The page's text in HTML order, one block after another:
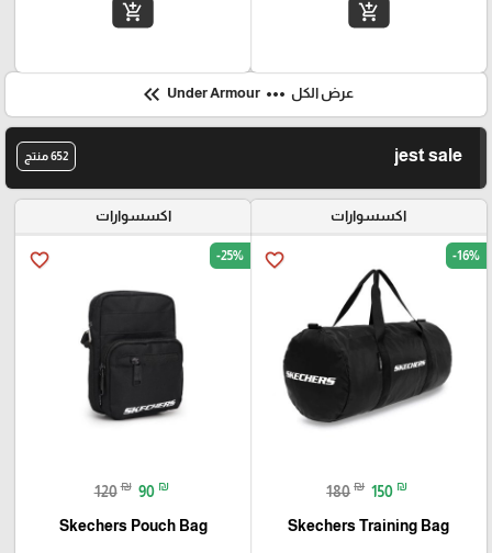
add_shopping_cart
add_shopping_cart
عرض الكل more_horiz
keyboard_double_arrow_left
jest sale 652 منتج
اكسسوارات
favorite_border -16%
180 ₪ 150 ₪
Skechers Training Bag
اكسسوارات
favorite_border -25%
120 ₪ 90 ₪
Skechers Pouch Bag